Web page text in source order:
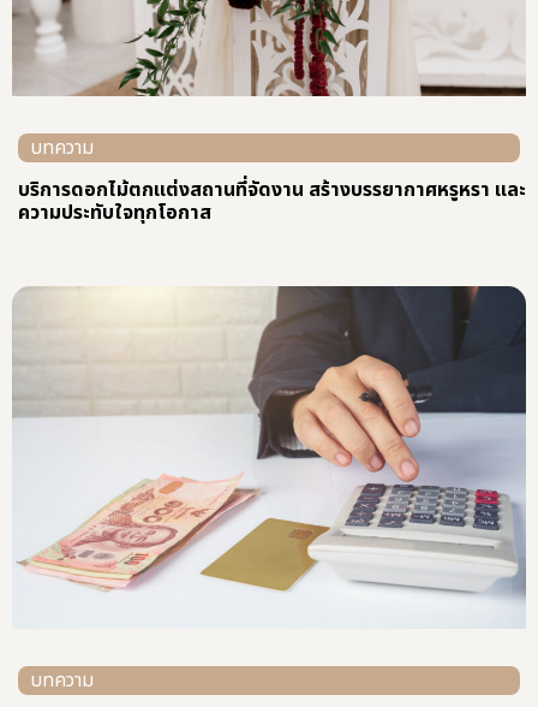
บทความ
บริการดอกไม้ตกแต่งสถานที่จัดงาน สร้างบรรยากาศหรูหรา และ
ความประทับใจทุกโอกาส
บทความ